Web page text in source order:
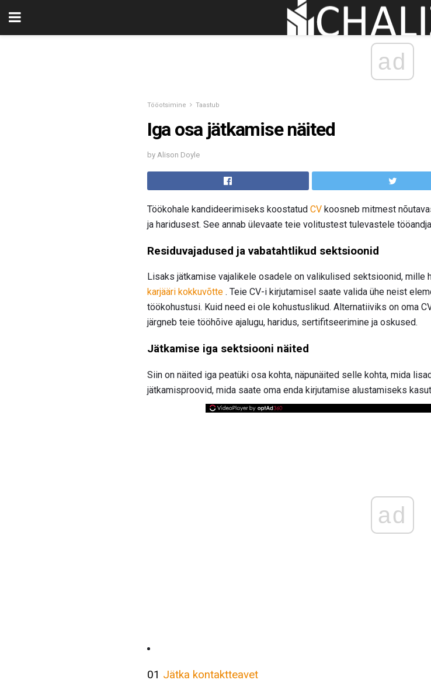
ad
Tööotsimine Taastub
Iga osa jätkamise näited
by Alison Doyle
Töökohale kandideerimiseks koostatud CV koosneb mitmest
ja haridusest. See annab ülevaate teie volitustest tulevastele
Residuvajadused ja vabatahtlikud sektsioonid
Lisaks jätkamise vajalikele osadele on valikulised sektsioonid, mille
karjääri kokkuvõtte . Teie CV-i kirjutamisel saate valida ühe neist
töökohustusi. Kuid need ei ole kohustuslikud. Alternatiiviks on oma
järgneb teie tööhõive ajalugu, haridus, sertifitseerimine ja oskused.
Jätkamise iga sektsiooni näited
Siin on näited iga peatüki osa kohta, näpunäited selle kohta, mida
jätkamisproovid, mida saate oma enda kirjutamise alustamiseks
ad
01 Jätka kontaktteavet